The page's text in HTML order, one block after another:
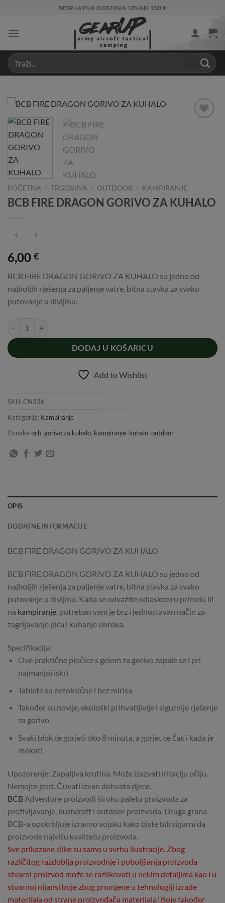
content
BESPLATNA DOSTAVA IZNAD 150 €
POČETNA / TRGOVINA / OUTDOOR / KAMPIRANJE
BCB FIRE DRAGON GORIVO ZA KUHALO
6,00 €
BCB FIRE DRAGON GORIVO ZA KUHALO su jedno od
najboljih rješenja za paljenje vatre, bitna stavka za svako
putovanje u divljinu.
DODAJ U KOŠARICU
Add to Wishlist
SKU: CN336
Kategorija: Kampiranje
Oznake bcb, gorivo za kuhalo, kampiranje, kuhalo, outdoor
OPIS
DODATNE INFORMACIJE
BCB FIRE DRAGON GORIVO ZA KUHALO
BCB FIRE DRAGON GORIVO ZA KUHALO su jedno od
najboljih rješenja za paljenje vatre, bitna stavka za svako
putovanje u divljinu. Kada se odvažite odlaskom u prirodu ili
na kampiranje, potreban vam je brz i jednostavan način za
zagrijavanje pića i kuhanje obroka.
Specifikacija:
Ove praktične pločice s gelom za gorivo zapale se i pri
najmanjoj iskri
Tablete su netoksične i bez mirisa
Također su novije, ekološki prihvatljivije i sigurnije rješenje
za gorivo
Svaki blok će gorjeti oko 8 minuta, a gorjet će čak i kada je
mokar!
Upozorenje: Zapaljiva krutina. Može izazvati iritaciju očiju.
Nemojte jesti. Čuvati izvan dohvata djece.
BCB Adventure proizvodi široku paletu proizvoda za
preživljavanje, bushcraft i outdoor proizvoda. Druga grana
BCB-a opskrbljuje izravno vojsku kako biste bili sigurni da
proizvode najvišu kvalitetu proizvoda.
Sve prikazane slike su samo u svrhu ilustracije. Zbog
različitog razdoblja proizvodnje i poboljšanja proizvoda
stvarni proizvod može se razlikovati u nekim detaljima kao i u
stvarnoj nijansi boje zbog promjene u tehnologiji izrade
materijala od strane proizvođača materijala! Boje također